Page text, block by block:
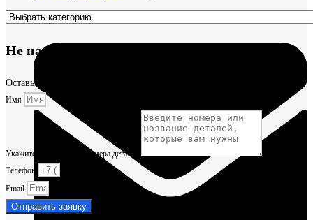
Не нашли деталь?
Оставьте заявку и мы постараемся вам помочь.
Имя
Укажите название или номера деталей
Телефон
Email
Отправить заявку